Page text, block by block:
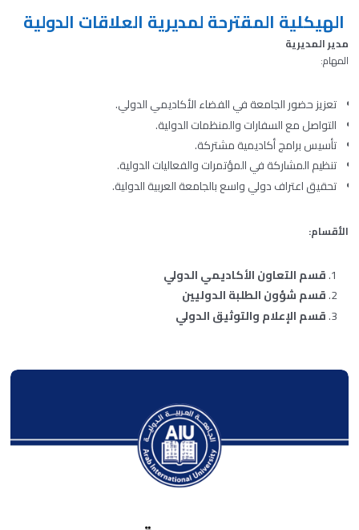
الهيكلية المقترحة لمديرية العلاقات الدولية
مدير المديرية
المهام:
تعزيز حضور الجامعة في الفضاء الأكاديمي الدولي.
التواصل مع السفارات والمنظمات الدولية.
تأسيس برامج أكاديمية مشتركة.
تنظيم المشاركة في المؤتمرات والفعاليات الدولية.
تحقيق اعتراف دولي واسع بالجامعة العربية الدولية.
الأقسام:
قسم التعاون الأكاديمي الدولي
قسم شؤون الطلبة الدوليين
قسم الإعلام والتوثيق الدولي